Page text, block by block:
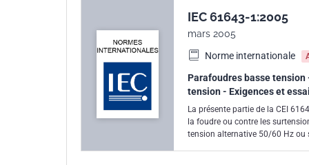
l'édition précédente peut encore être
National ou le Bureau Central de la CEI.
IEC 61643-1:2005
mars 2005
Norme internationale
Parafoudres basse
tension - Exigences et
La présente partie de la CEI
la foudre ou contre les
tension alternative 50/60 Hz ou